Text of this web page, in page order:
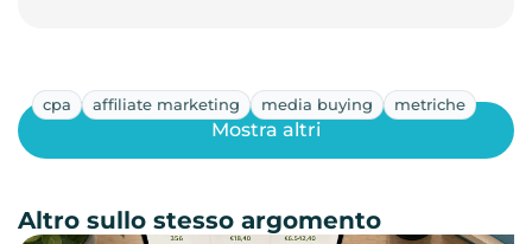
cpa affiliate marketing media buying metriche
Mostra altri
Altro sullo stesso argomento